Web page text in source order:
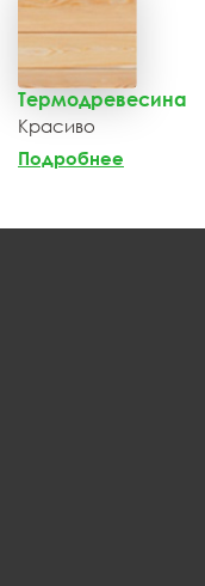
Термодревесина
Красиво
Подробнее